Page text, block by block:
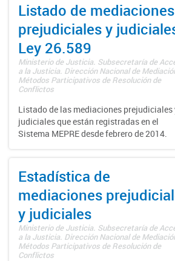
Listado de mediaciones
prejudiciales y
Ley 26.589
Ministerio de Justicia. Subsecretaría de
a la Justicia. Dirección Nacional de
Métodos Participativos de Resolución de
Conflictos
Listado de las mediaciones prejudiciales
judiciales que están registradas en el
Sistema MEPRE desde febrero de 2014.
Estadística de
mediaciones
y judiciales
Ministerio de Justicia. Subsecretaría de
a la Justicia. Dirección Nacional de
Métodos Participativos de Resolución de
Conflictos